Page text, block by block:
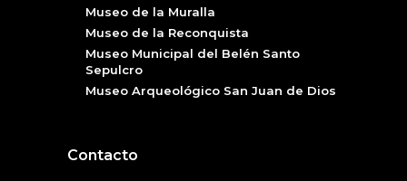
Museo de la Muralla
Museo de la Reconquista
Museo Municipal del Belén Santo
Sepulcro
Museo Arqueológico San Juan de Dios
Contacto